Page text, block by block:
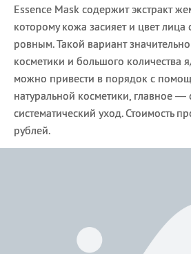
Essence Mask содержит экстракт
которому кожа засияет и цвет лица
ровным. Такой вариант
косметики и большого количества
можно привести в порядок с
натуральной косметики, главное —
систематический уход. Стоимость
рублей.